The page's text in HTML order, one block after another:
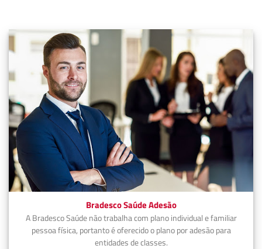
Bradesco Saúde Adesão
A Bradesco Saúde não trabalha com plano individual e familiar
pessoa física, portanto é oferecido o plano por adesão para
entidades de classes.